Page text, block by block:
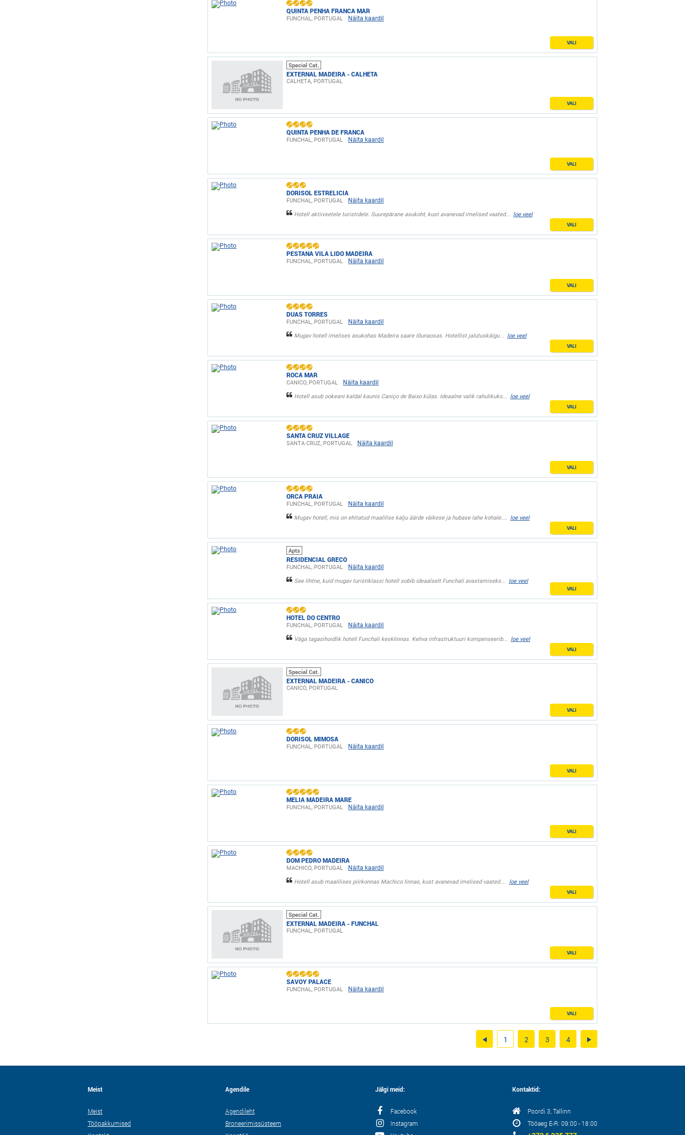
QUINTA PENHA FRANCA MAR
FUNCHAL, PORTUGAL Näita kaardil
VALI
Special Cat.
EXTERNAL MADEIRA - CALHETA
CALHETA, PORTUGAL
VALI
QUINTA PENHA DE FRANCA
FUNCHAL, PORTUGAL Näita kaardil
VALI
DORISOL ESTRELICIA
FUNCHAL, PORTUGAL Näita kaardil
Hotell aktiivsetele turistidele. Suurepärane asukoht, kust avanevad imelised vaated...
loe veel
VALI
PESTANA VILA LIDO MADEIRA
FUNCHAL, PORTUGAL Näita kaardil
VALI
DUAS TORRES
FUNCHAL, PORTUGAL Näita kaardil
Mugav hotell imelises asukohas Madeira saare lõunaosas. Hotellist jalutuskäigu...
loe veel
VALI
ROCA MAR
CANICO, PORTUGAL Näita kaardil
Hotell asub ookeani kaldal kaunis Caniço de Baixo külas. Ideaalne valik rahulikuks...
loe veel
VALI
SANTA CRUZ VILLAGE
SANTA CRUZ, PORTUGAL Näita kaardil
VALI
ORCA PRAIA
FUNCHAL, PORTUGAL Näita kaardil
Mugav hotell, mis on ehitatud maalilise kalju äärde väikese ja hubase lahe kohale....
loe veel
VALI
Apts
RESIDENCIAL GRECO
FUNCHAL, PORTUGAL Näita kaardil
See lihtne, kuid mugav turistiklassi hotell sobib ideaalselt Funchali avastamiseks...
loe veel
VALI
HOTEL DO CENTRO
FUNCHAL, PORTUGAL Näita kaardil
Väga tagasihoidlik hotell Funchali kesklinnas. Kehva infrastruktuuri kompenseerib...
loe veel
VALI
Special Cat.
EXTERNAL MADEIRA - CANICO
CANICO, PORTUGAL
VALI
DORISOL MIMOSA
FUNCHAL, PORTUGAL Näita kaardil
VALI
MELIA MADEIRA MARE
FUNCHAL, PORTUGAL Näita kaardil
VALI
DOM PEDRO MADEIRA
MACHICO, PORTUGAL Näita kaardil
Hotell asub maalilises piirkonnas Machico linnas, kust avanevad imelised vaated....
loe veel
VALI
Special Cat.
EXTERNAL MADEIRA - FUNCHAL
FUNCHAL, PORTUGAL
VALI
SAVOY PALACE
FUNCHAL, PORTUGAL Näita kaardil
VALI
1 2 3 4
Meist
Meist
Tööpakkumised
Agendile
Agendileht
Broneerimissüsteem
Jälgi meid:
Facebook
Instagram
Kontaktid:
Poordi 3, Tallinn
Tööaeg E-R: 09:00 - 18:00